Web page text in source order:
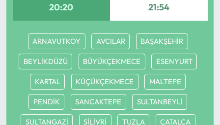
20:20 21:54
ARNAVUTKOY AVCILAR BAŞAKŞEHİR
BEYLİKDÜZÜ BÜYÜKÇEKMECE ESENYURT
KARTAL KÜÇÜKÇEKMECE MALTEPE
PENDİK SANCAKTEPE SULTANBEYLİ
SULTANGAZİ SİLİVRİ TUZLA ÇATALCA
Ekonomi
Turizm
Teknoloji